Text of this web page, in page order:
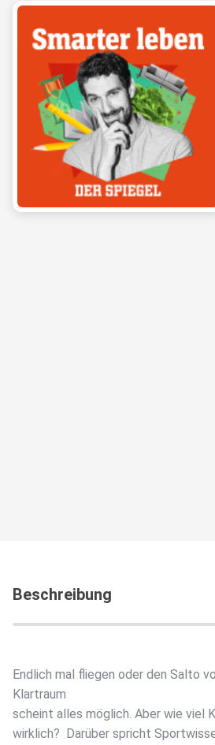
Beschreibung
Endlich mal fliegen oder den Salto
Klartraum
scheint alles möglich. Aber wie viel
wirklich? Darüber spricht